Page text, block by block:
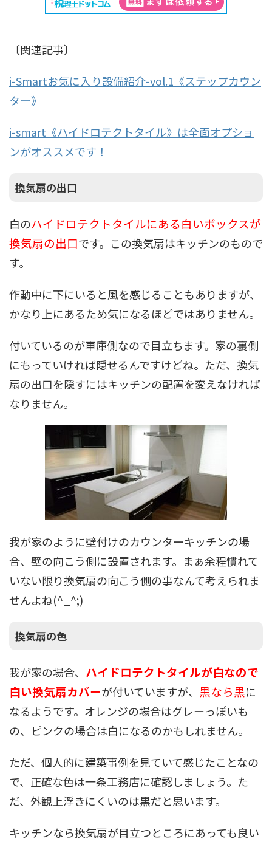
〔関連記事〕
i-Smartお気に入り設備紹介-vol.1《ステップカウン
ター》
i-smart《ハイドロテクトタイル》は全面オプショ
ンがオススメです！
換気扇の出口
白のハイドロテクトタイルにある白いボックスが
換気扇の出口です。この換気扇はキッチンのもので
す。
作動中に下にいると風を感じることもありますが、
かなり上にあるため気になるほどではありません。
付いているのが車庫側なので目立ちます。家の裏側
にもっていければ隠せるんですけどね。ただ、換気
扇の出口を隠すにはキッチンの配置を変えなければ
なりません。
我が家のように壁付けのカウンターキッチンの場
合、壁の向こう側に設置されます。まぁ余程慣れて
いない限り換気扇の向こう側の事なんて考えられま
せんよね(^_^;)
換気扇の色
我が家の場合、 ハイドロテクトタイルが白なので
白い換気扇カバーが付いていますが、 黒なら黒に
なるようです。オレンジの場合はグレーっぽいも
の、ピンクの場合は白になるのかもしれません。
ただ、個人的に建築事例を見ていて感じたことなの
で、正確な色は一条工務店に確認しましょう。た
だ、外観上浮きにくいのは黒だと思います。
キッチンなら換気扇が目立つところにあっても良い